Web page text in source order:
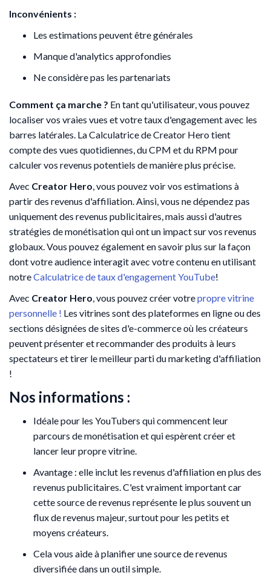
Inconvénients :
Les estimations peuvent être générales
Manque d'analytics approfondies
Ne considère pas les partenariats
Comment ça marche ? En tant qu'utilisateur, vous pouvez
localiser vos vraies vues et votre taux d'engagement avec les
barres latérales. La Calculatrice de Creator Hero tient
compte des vues quotidiennes, du CPM et du RPM pour
calculer vos revenus potentiels de manière plus précise.
Avec Creator Hero , vous pouvez voir vos estimations à
partir des revenus d'affiliation. Ainsi, vous ne dépendez pas
uniquement des revenus publicitaires, mais aussi d'autres
stratégies de monétisation qui ont un impact sur vos revenus
globaux. Vous pouvez également en savoir plus sur la façon
dont votre audience interagit avec votre contenu en utilisant
notreCalculatrice de taux d'engagement YouTube!
Avec Creator Hero , vous pouvez créer votrepropre vitrine
personnelle ! Les vitrines sont des plateformes en ligne ou des
sections désignées de sites d'e-commerce où les créateurs
peuvent présenter et recommander des produits à leurs
spectateurs et tirer le meilleur parti du marketing d'affiliation
!
Nos informations :
Idéale pour les YouTubers qui commencent leur
parcours de monétisation et qui espèrent créer et
lancer leur propre vitrine.
Avantage : elle inclut les revenus d'affiliation en plus des
revenus publicitaires. C'est vraiment important car
cette source de revenus représente le plus souvent un
flux de revenus majeur, surtout pour les petits et
moyens créateurs.
Cela vous aide à planifier une source de revenus
diversifiée dans un outil simple.